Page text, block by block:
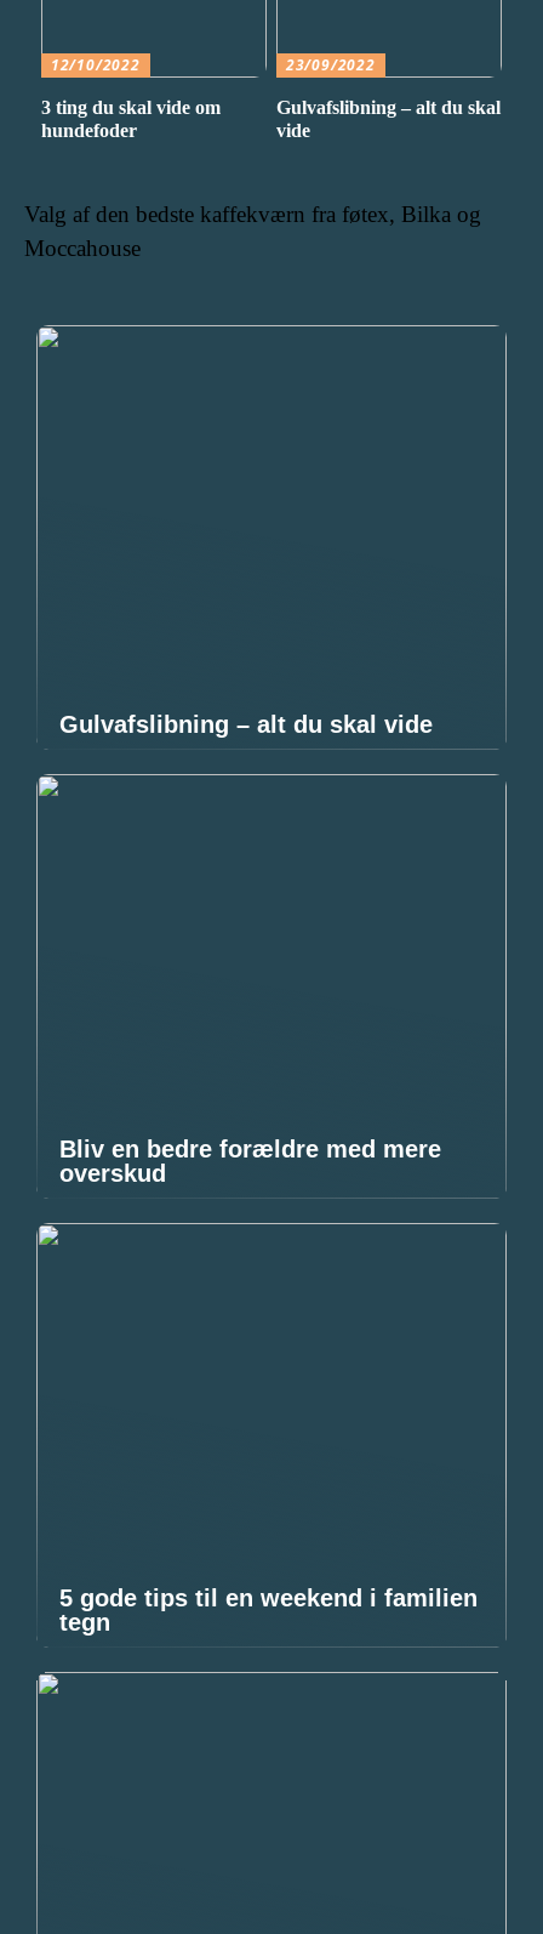
12/10/2022
3 ting du skal vide om
hundefoder
23/09/2022
Gulvafslibning – alt du skal
vide
Valg af den bedste kaffekværn fra føtex, Bilka og
Moccahouse
Gulvafslibning – alt du skal vide
Bliv en bedre forældre med mere
overskud
5 gode tips til en weekend i familien
tegn